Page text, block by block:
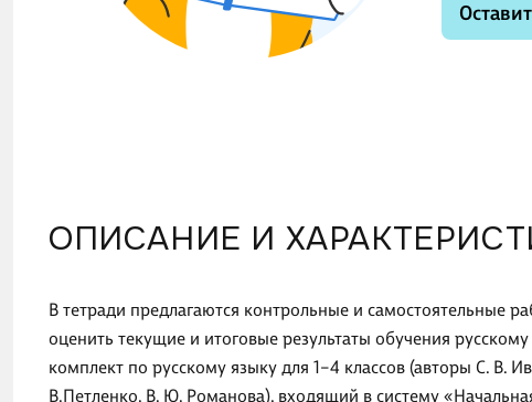
ОПИСАНИЕ И
В тетради предлагаются контрольные и самостоятельные
оценить текущие и итоговые результаты обучения
комплект по русскому языку для 1–4 классов (авторы С. В.
В.Петленко, В. Ю. Романова), входящий в систему